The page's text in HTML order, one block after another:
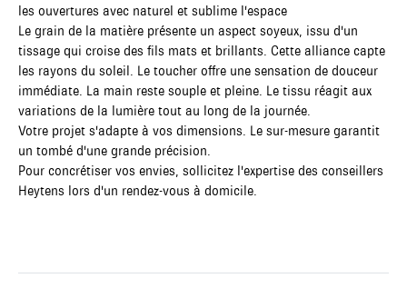
les ouvertures avec naturel et sublime l'espace
Le grain de la matière présente un aspect soyeux, issu d'un
tissage qui croise des fils mats et brillants. Cette alliance capte
les rayons du soleil. Le toucher offre une sensation de douceur
immédiate. La main reste souple et pleine. Le tissu réagit aux
variations de la lumière tout au long de la journée.
Votre projet s'adapte à vos dimensions. Le sur-mesure garantit
un tombé d'une grande précision.
Pour concrétiser vos envies, sollicitez l'expertise des conseillers
Heytens lors d'un rendez-vous à domicile.